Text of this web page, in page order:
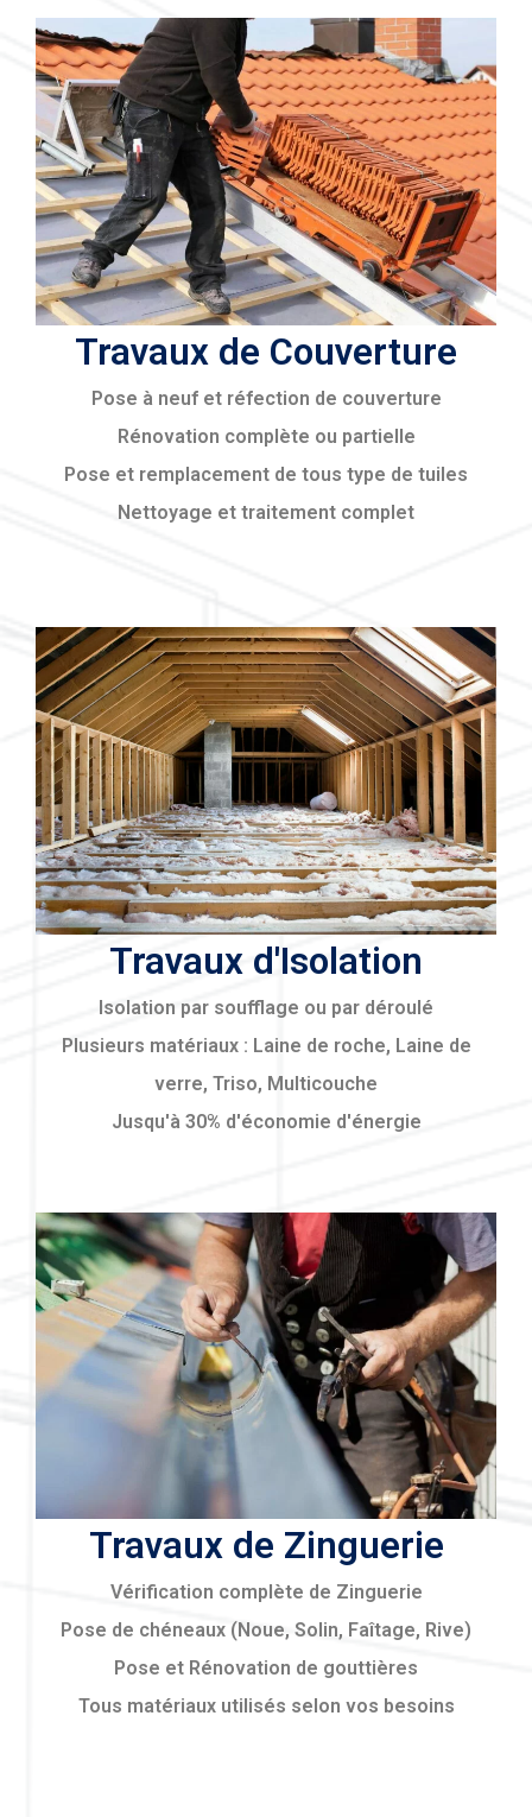
Travaux de Couverture
Pose à neuf et réfection de couverture
Rénovation complète ou partielle
Pose et remplacement de tous type de tuiles
Nettoyage et traitement complet
Travaux d'Isolation
Isolation par soufflage ou par déroulé
Plusieurs matériaux : Laine de roche, Laine de
verre, Triso, Multicouche
Jusqu'à 30% d'économie d'énergie
Travaux de Zinguerie
Vérification complète de Zinguerie
Pose de chéneaux (Noue, Solin, Faîtage, Rive)
Pose et Rénovation de gouttières
Tous matériaux utilisés selon vos besoins